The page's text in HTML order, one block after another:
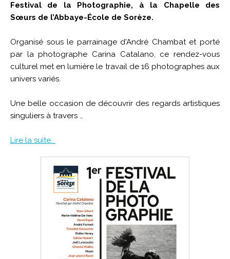
Festival de la Photographie, à la Chapelle des
Sœurs de l’Abbaye-École de Sorèze.
Organisé sous le parrainage d'André Chambat et porté
par la photographe Carina Catalano, ce rendez-vous
culturel met en lumière le travail de 16 photographes aux
univers variés.
Une belle occasion de découvrir des regards artistiques
singuliers à travers …
Lire la suite...